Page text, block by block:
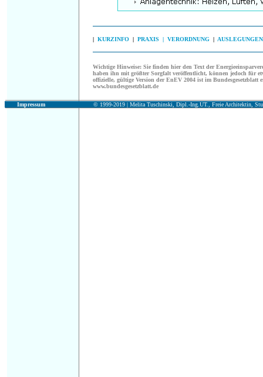
| KURZINFO | PRAXIS | VERORDNUNG | AUSLEGUNGEN
Wichtige Hinweise: Sie finden hier den Text der
haben ihn mit größter Sorgfalt veröffentlicht, können jedoch für
offizielle, gültige Version der EnEV 2004 ist im Bundesgesetzblatt
www.bundesgesetzblatt.de
Impressum © 1999-2019 | Melita Tuschinski, Dipl.-Ing.UT., Freie Architektin,